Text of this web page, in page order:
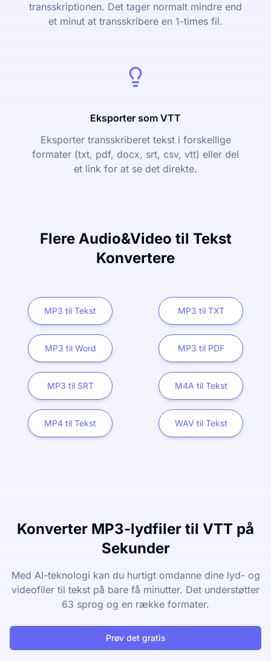
transskriptionen. Det tager normalt mindre end
et minut at transskribere en 1-times fil.
Eksporter som VTT
Eksporter transskriberet tekst i forskellige
formater (txt, pdf, docx, srt, csv, vtt) eller del
et link for at se det direkte.
Flere Audio&Video til Tekst
Konvertere
MP3 til Tekst MP3 til TXT
MP3 til Word MP3 til PDF
MP3 til SRT M4A til Tekst
MP4 til Tekst WAV til Tekst
Konverter MP3-lydfiler til VTT på
Sekunder
Med AI-teknologi kan du hurtigt omdanne dine lyd- og
videofiler til tekst på bare få minutter. Det understøtter
63 sprog og en række formater.
Prøv det gratis